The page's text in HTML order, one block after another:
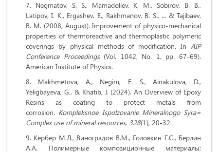
Negmatov, S. S., Mamadoliev, K. M., Sobirov, B. B.,
Latipov, I. K., Ergashev, E., Rakhmanov, B. S., ... & Tajibaev,
B. M. (2008, August). Improvement of physico‐mechanical
properties of thermoreactive and thermoplastic polymeric
coverings by physical methods of modification. In AIP
Conference Proceedings(Vol. 1042, No. 1, pp. 67-69).
American Institute of Physics.
Makhmetova, A., Negim, E. S., Ainakulova, D.,
Yeligbayeva, G., & Khatib, J. (2024). An Overview of Epoxy
Resins as coating to protect metals from
corrosion. Kompleksnoe Ispolzovanie Mineralnogo Syra=
Complex use of mineral resources, 328(1), 20-32.
Кербер М.Л., Виноградов В.М., Головкин Г.С., Берлин
А.А. Полимерные композиционные материалы;